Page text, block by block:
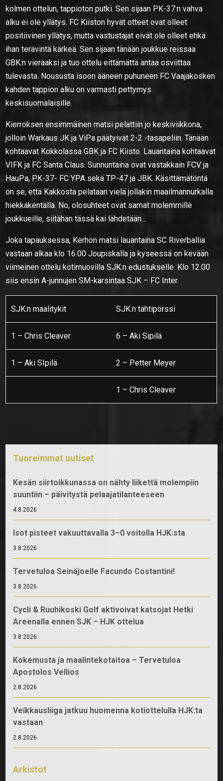
kolmen ottelun, tappioton putki. Sen sijaan PK-37:n vahva
alku ei ole yllätys. FC Kiiston hyvät otteet ovat olleet
positiivinen yllätys, mutta vastustajat eivät ole olleet ehkä
ihan terävintä kärkeä. Sen sijaan tänään joukkue reissaa
GBK:n vieraaksi ja tuo ottelu eittämättä antaa osviittaa
tulevasta. Noususta isoon ääneen puhuneen FC Vaajakosken
kahden tappion alku on varmasti pettymys
keskisuomalaisille.
Kierroksen ensimmäinen matsi pelattiin jo keskiviikkona,
jolloin Warkaus JK ja ViPa päätyivät 2-2 -tasapeliin. Tänään
kohtaavat Kokkolassa GBK ja FC Kiisto. Lauantaina kohtaavat
VIFK ja FC Santa Claus. Sunnuntaina ovat vastakkain FCV ja
HauPa, PK-37- FC YPA sekä TP-47 ja JBK. Käsittämätöntä
on se, että Kakkosta pelataan vielä jollakin maailmannurkalla
hiekkakentällä. No, olosuhteet ovat samat molemmille
joukkueille, siitähän tässä kai lähdetään…
Joka tapauksessa, Kerhon matsi lauantaina SC Riverballia
vastaan alkaa klo 16.00 Joupiskalla ja kyseessä on kevään
viimeinen ottelu kotimuovilla SJK:n edustukselle. Klo 12.00
siis ensin A-junnujen SM-karsintaa SJK – FC Inter.
SJK:n maalitykit SJK:n tähtipörssi
1 – Chris Cleaver 6 – Aki Sipilä
1 – Aki SIpilä 2 – Petter Meyer
1 – Chris Cleaver
Tuoreimmat uutiset
Kesän siirtoikkunassa on nähty liikettä molempiin
suuntiin – päivitystä pelaajatilanteeseen
4.8.2026
Isot pisteet vakuuttavalla 3–0 voitolla HJK:sta
3.8.2026
Tervetuloa Seinäjoelle Facundo Costantini!
3.8.2026
Cycli & Ruuhikoski Golf aktivoivat katsojat Hetki
Areenalla ennen SJK – HJK ottelua
3.8.2026
Kokemusta ja maalintekotaitoa – Tervetuloa
Apostolos Vellios
2.8.2026
Veikkausliiga jatkuu huomenna kotiottelulla HJK:ta
vastaan
2.8.2026
Arkistot